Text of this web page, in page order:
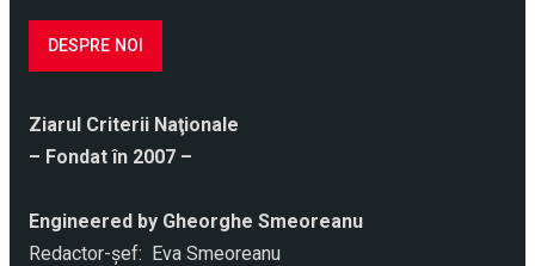
DESPRE NOI
Ziarul Criterii Naţionale
– Fondat în 2007 –
Engineered by Gheorghe Smeoreanu
Redactor-şef: Eva Smeoreanu